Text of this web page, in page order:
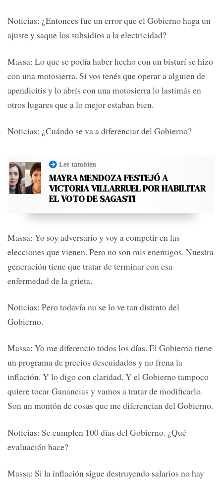
Noticias: ¿Entonces fue un error que el Gobierno haga un
ajuste y saque los subsidios a la electricidad?
Massa: Lo que se podía haber hecho con un bisturí se hizo
con una motosierra. Si vos tenés que operar a alguien de
apendicitis y lo abrís con una motosierra lo lastimás en
otros lugares que a lo mejor estaban bien.
Noticias: ¿Cuándo se va a diferenciar del Gobierno?
Leé también
MAYRA MENDOZA FESTEJÓ A
VICTORIA VILLARRUEL POR HABILITAR
EL VOTO DE SAGASTI
Massa: Yo soy adversario y voy a competir en las
elecciones que vienen. Pero no son mis enemigos. Nuestra
generación tiene que tratar de terminar con esa
enfermedad de la grieta.
Noticias: Pero todavía no se lo ve tan distinto del
Gobierno.
Massa: Yo me diferencio todos los días. El Gobierno tiene
un programa de precios descuidados y no frena la
inflación. Y lo digo con claridad. Y el Gobierno tampoco
quiere tocar Ganancias y vamos a tratar de modificarlo.
Son un montón de cosas que me diferencian del Gobierno.
Noticias: Se cumplen 100 días del Gobierno. ¿Qué
evaluación hace?
Massa: Si la inflación sigue destruyendo salarios no hay